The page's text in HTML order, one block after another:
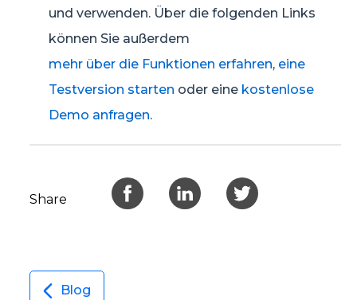
und verwenden. Über die folgenden Links
können Sie außerdem
mehr über die Funktionen erfahren, eine
Testversion starten oder eine kostenlose
Demo anfragen.
Share
Blog